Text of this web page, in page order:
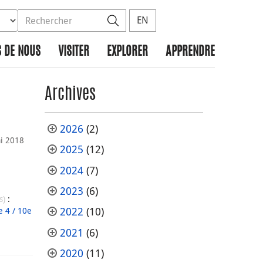
la base de données à rechercher
le site Rechercher
EN
DE NOUS VISITER EXPLORER APPRENDRE
2018
:
4 / 10e
Archives
2026 (2)
2025 (12)
2024(7)
2023 (6)
2022 (10)
2021 (6)
2020 (11)